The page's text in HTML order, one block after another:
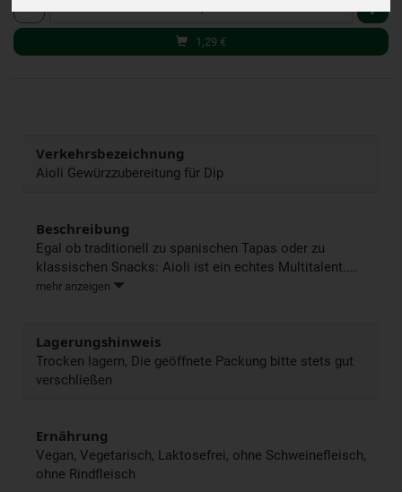
1,29 €
Verkehrsbezeichnung
Aioli Gewürzzubereitung für Dip
Beschreibung
Egal ob traditionell zu spanischen Tapas oder zu
klassischen Snacks: Aioli ist ein echtes Multitalent....
mehr anzeigen
Lagerungshinweis
Trocken lagern, Die geöffnete Packung bitte stets gut
verschließen
Ernährung
Vegan, Vegetarisch, Laktosefrei, ohne Schweinefleisch,
ohne Rindfleisch